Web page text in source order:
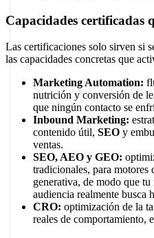
Capacidades certificadas
Las certificaciones solo sirven si
las capacidades concretas que
Marketing Automation:
nutrición y conversión de
que ningún contacto se
Inbound Marketing:
contenido útil, SEO y
ventas.
SEO, AEO y GEO:
tradicionales, para motores
generativa, de modo que tu
audiencia realmente busca
CRO: optimización de la
reales de comportamiento,